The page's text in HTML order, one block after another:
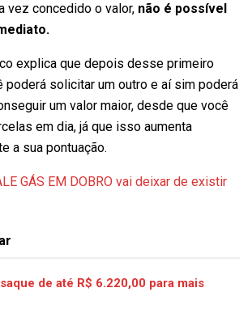
vez concedido o valor, não é possível
explica que depois desse primeiro
poderá solicitar um outro e aí sim poderá
um valor maior, desde que você
em dia, já que isso aumenta
a sua pontuação.
GÁS EM DOBRO vai deixar de existir
de até R$ 6.220,00 para mais